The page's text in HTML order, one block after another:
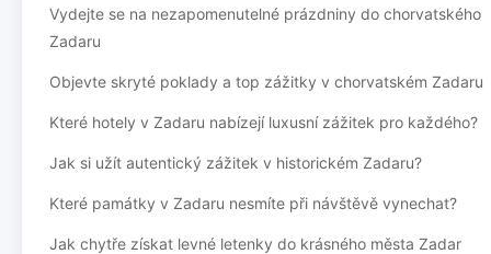
Vydejte se na nezapomenutelné prázdniny do chorvatského
Zadaru
Objevte skryté poklady a top zážitky v chorvatském Zadaru
Které hotely v Zadaru nabízejí luxusní zážitek pro každého?
Jak si užít autentický zážitek v historickém Zadaru?
Které památky v Zadaru nesmíte při návštěvě vynechat?
Jak chytře získat levné letenky do krásného města Zadar